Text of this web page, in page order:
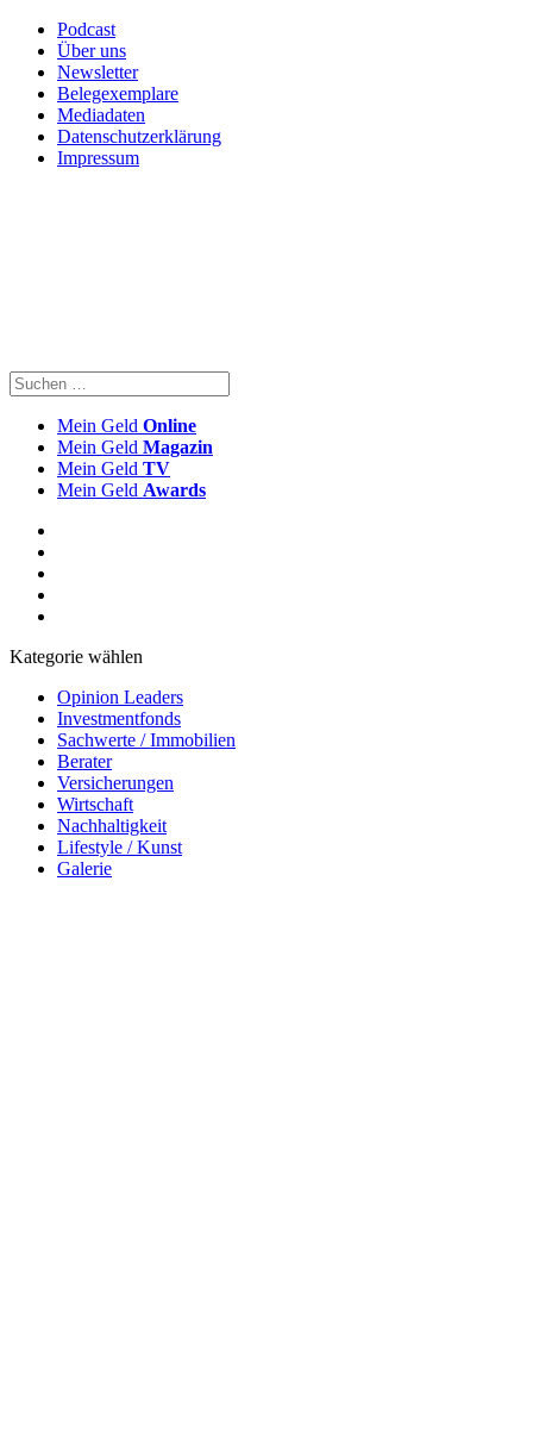
Podcast
Über uns
Newsletter
Belegexemplare
Mediadaten
Datenschutzerklärung
Impressum
Mein Geld Online
Mein Geld Magazin
Mein Geld TV
Mein Geld Awards
Kategorie wählen
Opinion Leaders
Investmentfonds
Sachwerte / Immobilien
Berater
Versicherungen
Wirtschaft
Nachhaltigkeit
Lifestyle / Kunst
Galerie